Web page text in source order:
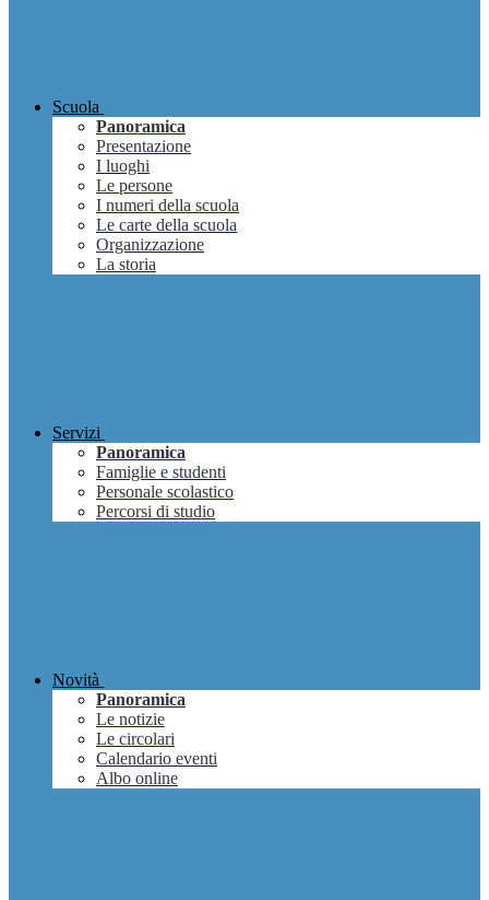
Scuola
Panoramica
Presentazione
I luoghi
Le persone
I numeri della scuola
Le carte della scuola
Organizzazione
La storia
Servizi
Panoramica
Famiglie e studenti
Personale scolastico
Percorsi di studio
Novità
Panoramica
Le notizie
Le circolari
Calendario eventi
Albo online